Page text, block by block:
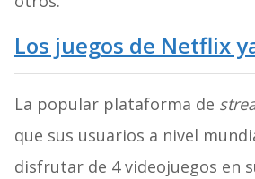
Los juegos de Netflix
La popular plataforma de
que sus usuarios a nivel
disfrutar de 4 videojuegos en